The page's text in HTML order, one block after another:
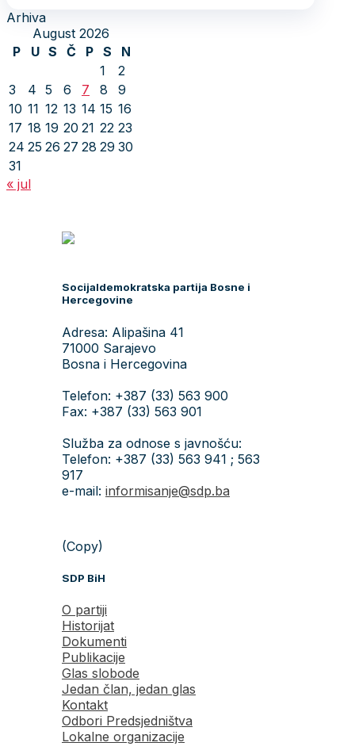
Arhiva
August 2026
P
U S Č P S
N
1
2
3
4 5 6 7 8
9
10 11 12 13 14 15 16
17 18 19 20 21 22 23
24 25 26 27 28 29 30
31
« jul
Socijaldemokratska partija Bosne i
Hercegovine
Adresa: Alipašina 41
71000 Sarajevo
Bosna i Hercegovina
Telefon: +387 (33) 563 900
Fax: +387 (33) 563 901
Služba za odnose s javnošću:
Telefon: +387 (33) 563 941 ; 563
917
e-mail: informisanje@sdp.ba
(Copy)
SDP BiH
O partiji
Historijat
Dokumenti
Publikacije
Glas slobode
Jedan član, jedan glas
Kontakt
Odbori Predsjedništva
Lokalne organizacije